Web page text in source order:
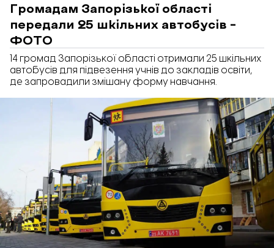
Громадам Запорізької області
передали 25 шкільних автобусів –
ФОТО
14 громад Запорізької області отримали 25 шкільних
автобусів для підвезення учнів до закладів освіти,
де запровадили змішану форму навчання.